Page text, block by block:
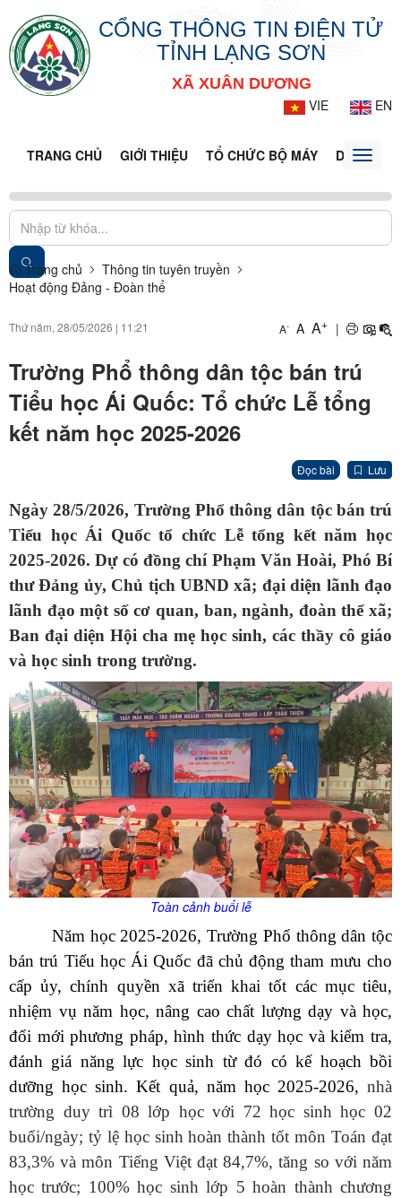
CỔNG THÔNG TIN ĐIỆN TỬ
TỈNH LẠNG SƠN
XÃ XUÂN DƯƠNG
VIE
EN
TRANG CHỦ GIỚI THIỆU TỔ CHỨC BỘ MÁY DOANH
Toggle
Trang chủ
Thông tin tuyên truyền
Hoạt động Đảng - Đoàn thể
Thứ năm, 28/05/2026 | 11:21 A- A A+ |
Trường Phổ thông dân tộc bán trú
Tiểu học Ái Quốc: Tổ chức Lễ tổng
kết năm học 2025-2026
Đọc bài Lưu
Ngày 28/5/2026, Trường Phổ thông dân tộc bán trú
Tiểu học Ái Quốc tổ chức Lễ tổng kết năm học
2025-2026. Dự có đồng chí Phạm Văn Hoài, Phó Bí
thư Đảng ủy, Chủ tịch UBND xã; đại diện lãnh đạo
lãnh đạo một số cơ quan, ban, ngành, đoàn thể xã;
Ban đại diện Hội cha mẹ học sinh, các thầy cô giáo
và học sinh trong trường.
Toàn cảnh buổi lễ
Năm học 2025-2026, Trường Phổ thông dân tộc
bán trú Tiểu học Ái Quốc đã chủ động tham mưu cho
cấp ủy, chính quyền xã triển khai tốt các mục tiêu,
nhiệm vụ năm học, nâng cao chất lượng dạy và học,
đổi mới phương pháp, hình thức dạy học và kiểm tra,
đánh giá năng lực học sinh từ đó có kế hoạch bồi
dưỡng học sinh. Kết quả, năm học 2025-2026, nhà
trường duy trì 08 lớp học với 72 học sinh học 02
buổi/ngày; tỷ lệ học sinh hoàn thành tốt môn Toán đạt
83,3% và môn Tiếng Việt đạt 84,7%, tăng so với năm
học trước; 100% học sinh lớp 5 hoàn thành chương